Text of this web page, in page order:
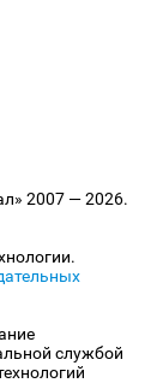
2007 — 2026.
службой